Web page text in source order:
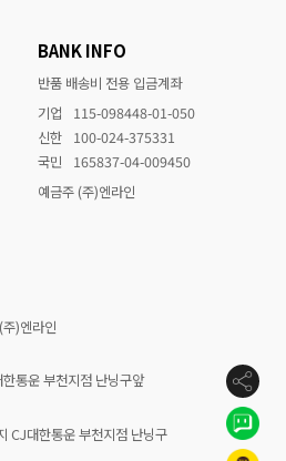
BANK INFO
반품 배송비 전용 입금계좌
기업
115-098448-01-050
신한
100-024-375331
국민
165837-04-009450
예금주 (주)엔라인
)엔라인
통운 부천지점 난닝구앞
CJ대한통운 부천지점 난닝구